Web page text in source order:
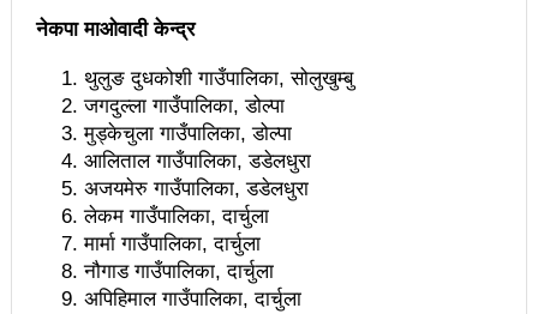
प्रधानमन्त्री
आतङ्क फैलाउने सामग्री सम्प्रेषण गरेपछि युट्युबसहित १७
मिडियालाई काउन्सिलको २४ घण्टे पत्र
स्थानीय साझेदार संस्था छनोटमा डब्ल्यु एच एचको धाँधली
वलिदानको उपलब्धिमाथि बढेका चुनौती
भरतपुर अस्पताल वा क्यान्सर अस्पतालमा रक्त संचार केन्द्र
निमार्ण गर्न सकिन्छ: प्रमुख दाहाल
नेकपा माओवादी केन्द्र
थुलुङ दुधकोशी गाउँपालिका, सोलुखुम्बु
जगदुल्ला गाउँपालिका, डोल्पा
मुड्केचुला गाउँपालिका, डोल्पा
आलिताल गाउँपालिका, डडेलधुरा
अजयमेरु गाउँपालिका, डडेलधुरा
लेकम गाउँपालिका, दार्चुला
मार्मा गाउँपालिका, दार्चुला
नौगाड गाउँपालिका, दार्चुला
अपिहिमाल गाउँपालिका, दार्चुला